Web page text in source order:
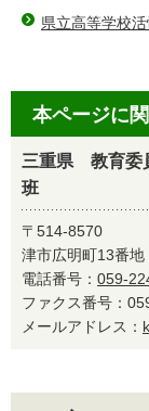
県立高等学校
本ページに
三重県 教育委
班
〒514-8570
津市広明町13番地
電話番号： 059-
ファクス番号：
メールアドレス：